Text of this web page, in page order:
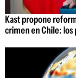
Kast propone
crimen en Chile: los